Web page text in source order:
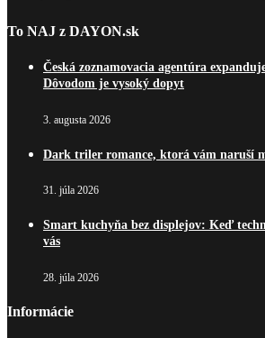
To NAJ z DAYON.sk
Česká zoznamovacia agentúra
Dôvodom je vysoký dopyt
3. augusta 2026
Dark triler romance, ktorá vám naruší
31. júla 2026
Smart kuchyňa bez displejov: Keď
vás
28. júla 2026
Informácie